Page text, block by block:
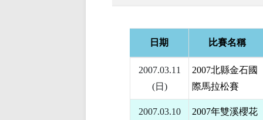
日期 比賽名稱
2007.03.11
(日)
2007北縣金石國
際馬拉松賽
2007.03.10
2007年雙溪櫻花